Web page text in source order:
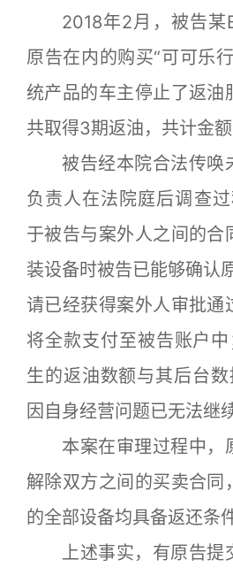
2018年2月，被告某
原告在内的购买“可可乐
统产品的车主停止了返油
共取得3期返油，共计金额
被告经本院合法传唤
负责人在法院庭后调查
于被告与案外人之间的合
装设备时被告已能够确认
请已经获得案外人审批通
将全款支付至被告账户
生的返油数额与其后台
因自身经营问题已无法继
本案在审理过程中，
解除双方之间的买卖合同
的全部设备均具备返还条件
上述事实，有原告提